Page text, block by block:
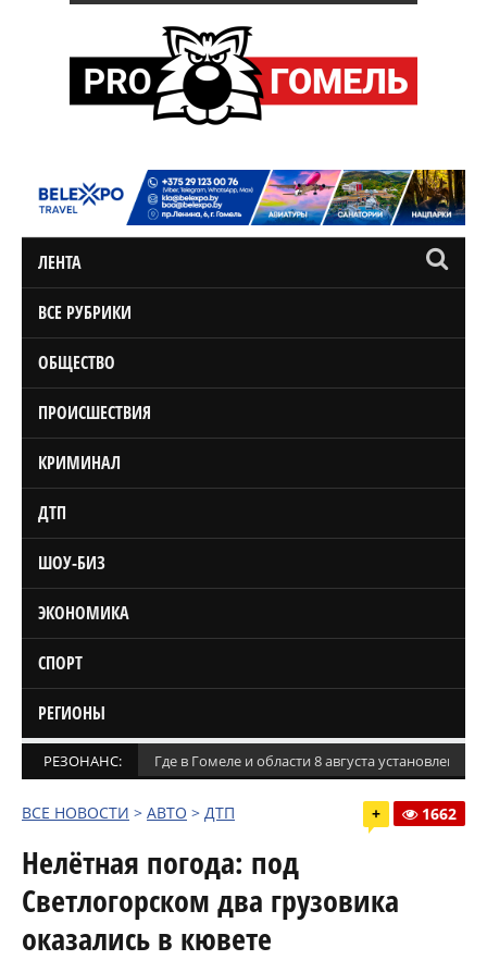
ЛЕНТА
ВСЕ РУБРИКИ
ОБЩЕСТВО
ПРОИСШЕСТВИЯ
КРИМИНАЛ
ДТП
ШОУ-БИЗ
ЭКОНОМИКА
СПОРТ
РЕГИОНЫ
РЕЗОНАНС: Где в Гомеле и области 8 августа установлены
ВСЕ НОВОСТИ > АВТО > ДТП + 1662
Нелётная погода: под
Светлогорском два грузовика
оказались в кювете